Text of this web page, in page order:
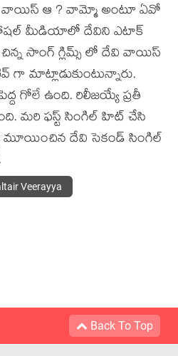
వాయిస్ ఆ ? వామ్మో అంటూ ఏవో
సోషల్ మీడియాలో దేవిని ఎటాక్
చిన్న సాంగ్ గ్లిమ్స్ లో దేవి వాయిస్
గా మాట్లాడుకుంటున్నారు.
గోలే ఉంది. రిలీజయ్యే ప్రతీ
మరి ఫస్ట్ సింగిల్ హిట్ చేసి
మూయించిన దేవి సెకండ్ సింగిల్
Veerayya
Back To Top